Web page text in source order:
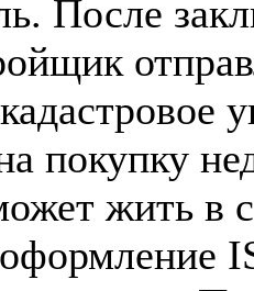
После
покупку
жить в